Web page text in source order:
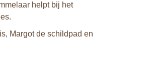
helpt bij het
Margot de schildpad en